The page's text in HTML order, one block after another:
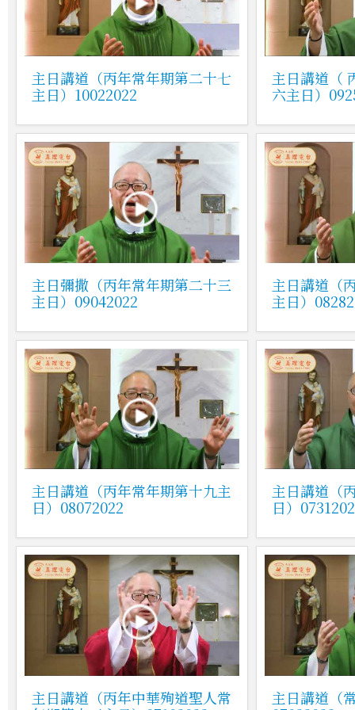
主日講道（丙年常年期第二十七
主日）10022022
主日講道（
六主日）
主日彌撒（丙年常年期第二十三
主日）09042022
主日講道（
主日）
主日講道（丙年常年期第十九主
日）08072022
主日講道（
日）
主日講道（丙年中華殉道聖人常
主日講道（